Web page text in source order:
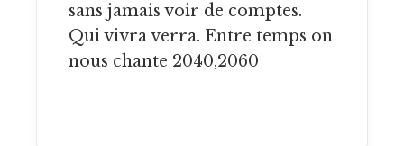
sans jamais voir de comptes.
Qui vivra verra. Entre temps on
nous chante 2040,2060